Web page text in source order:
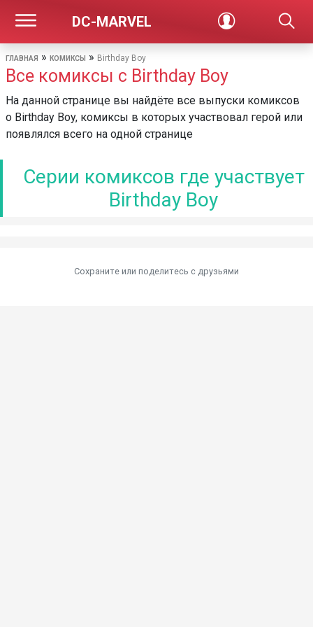
DC-MARVEL
ГЛАВНАЯ » КОМИКСЫ » Birthday Boy
Все комиксы с Birthday Boy
На данной странице вы найдёте все выпуски комиксов
о Birthday Boy, комиксы в которых участвовал герой или
появлялся всего на одной странице
Серии комиксов где участвует
Birthday Boy
Сохраните или поделитесь c друзьями